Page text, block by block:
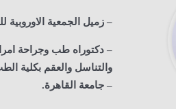
– زميل الجمعية الاوروبية
– دكتوراه طب وجراحة
والتناسل والعقم بكلية
– جامعة القاهرة.